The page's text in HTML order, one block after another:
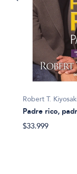
Robert T.
Padre rico,
$33.999